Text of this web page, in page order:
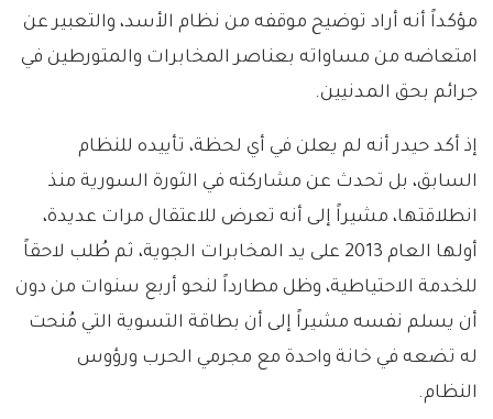
مؤكداً أنه أراد توضيح موقفه من نظام الأسد، والتعبير عن
امتعاضه من مساواته بعناصر المخابرات والمتورطين في
جرائم بحق المدنيين.
إذ أكد حيدر أنه لم يعلن في أي لحظة، تأييده للنظام
السابق، بل تحدث عن مشاركته في الثورة السورية منذ
انطلاقتها، مشيراً إلى أنه تعرض للاعتقال مرات عديدة،
أولها العام 2013 على يد المخابرات الجوية، ثم طُلب لاحقاً
للخدمة الاحتياطية، وظل مطارداً لنحو أربع سنوات من دون
أن يسلم نفسه مشيراً إلى أن بطاقة التسوية التي مُنحت
له تضعه في خانة واحدة مع مجرمي الحرب ورؤوس
النظام.